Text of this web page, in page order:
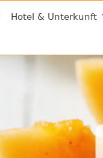
Hotel & Unterkunft